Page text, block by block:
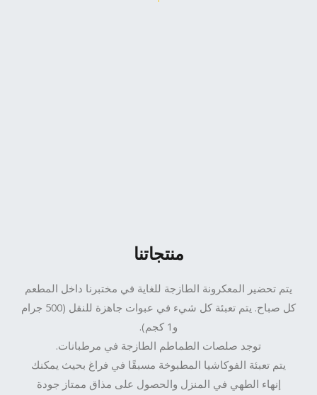
منتجاتنا
يتم تحضير المعكرونة الطازجة للغاية في مختبرنا داخل المطعم
كل صباح. يتم تعبئة كل شيء في عبوات جاهزة للنقل (500 جرام
و1 كجم).
توجد صلصات الطماطم الطازجة في مرطبانات.
يتم تعبئة الفوكاشيا المطبوخة مسبقًا في فراغ بحيث يمكنك
إنهاء الطهي في المنزل والحصول على مذاق ممتاز جودة